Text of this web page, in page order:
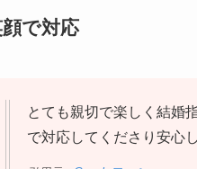
で対応
とても親切で楽しく結婚
で対応してくださり安心